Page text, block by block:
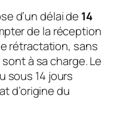
d’un délai de 14
de la réception
rétractation, sans
à sa charge. Le
sous 14 jours
d’origine du